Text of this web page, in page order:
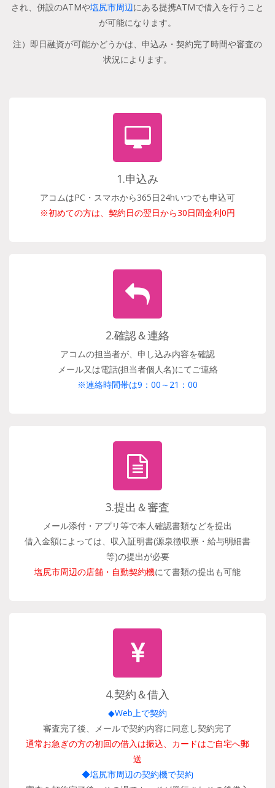
され、併設のATMや塩尻市周辺にある提携ATMで借入を行うこと
が可能になります。
注）即日融資が可能かどうかは、申込み・契約完了時間や審査の
状況によります。
1.申込み
アコムはPC・スマホから365日24hいつでも申込可
※初めての方は、契約日の翌日から30日間金利0円
2.確認＆連絡
アコムの担当者が、申し込み内容を確認
メール又は電話(担当者個人名)にてご連絡
※連絡時間帯は9：00～21：00
3.提出＆審査
メール添付・アプリ等で本人確認書類などを提出
借入金額によっては、収入証明書(源泉徴収票・給与明細書
等)の提出が必要
塩尻市周辺の店舗・自動契約機にて書類の提出も可能
4.契約＆借入
◆Web上で契約
審査完了後、メールで契約内容に同意し契約完了
通常お急ぎの方の初回の借入は振込、カードはご自宅へ郵
送
◆塩尻市周辺の契約機で契約